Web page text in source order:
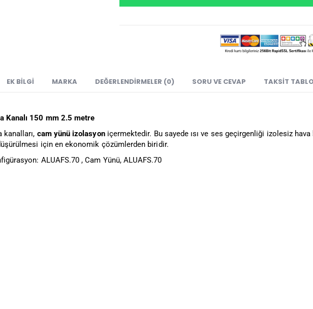
EK BILGI MARKA DEĞERLENDIRMELER (0) SORU VE CEVAP TAKSIT
Kanalı 150 mm 2.5 metre
kanalları, cam yünü izolasyoniçermektedir. Bu sayede ısı ve ses geçirgenliği izolesiz
için en ekonomik çözümlerden biridir.
ALUAFS.70 , Cam Yünü, ALUAFS.70